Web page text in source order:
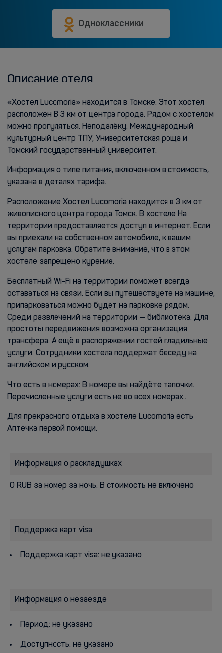
Одноклассники
Описание отеля
«Хостел Lucomoria» находится в Томске. Этот хостел
расположен В 3 км от центра города. Рядом с хостелом
можно прогуляться. Неподалёку: Международный
культурный центр ТПУ, Университетская роща и
Томский государственный университет.
Информация о типе питания, включенном в стоимость,
указана в деталях тарифа.
Расположение Хостел Lucomoria находится в 3 км от
живописного центра города Томск. В хостеле На
территории предоставляется доступ в интернет. Если
вы приехали на собственном автомобиле, к вашим
услугам парковка. Обратите внимание, что в этом
хостеле запрещено курение.
Бесплатный Wi-Fi на территории поможет всегда
оставаться на связи. Если вы путешествуете на машине,
припарковаться можно будет на парковке рядом.
Среди развлечений на территории — библиотека. Для
простоты передвижения возможна организация
трансфера. А ещё в распоряжении гостей гладильные
услуги. Сотрудники хостела поддержат беседу на
английском и русском.
Что есть в номерах: В номере вы найдёте тапочки.
Перечисленные услуги есть не во всех номерах..
Для прекрасного отдыха в хостеле Lucomoria есть
Аптечка первой помощи.
Информация о раскладушках
0 RUB за номер за ночь. В стоимость не включено
Поддержка карт visa
Поддержка карт visa: не указано
Информация о незаезде
Период: не указано
Доступность: не указано